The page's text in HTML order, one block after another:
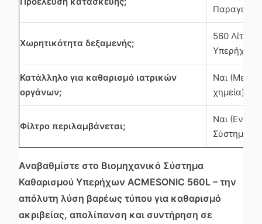
Χωρητικότητα δεξαμενής;
560 Λίτρα
Υπερήχων)
Κατάλληλο για καθαρισμό ιατρικών
οργάνων;
Ναι (Μετά
χημεία)
Φίλτρο περιλαμβάνεται;
Ναι
Σύστημα
Αναβαθμίστε στο Βιομηχανικό Σύστημα
Καθαρισμού Υπερήχων ACMESONIC 560L – την
απόλυτη λύση βαρέως τύπου για καθαρισμό
ακριβείας, απολίπανση και συντήρηση σε